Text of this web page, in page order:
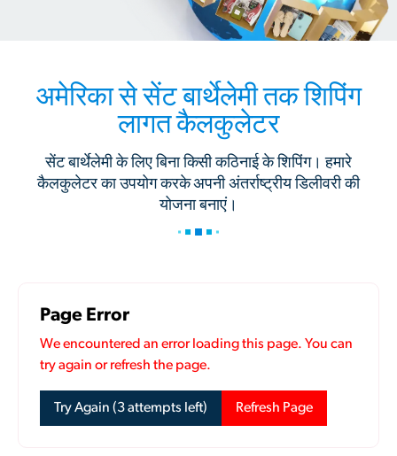
अमेरिका से सेंट बार्थेलेमी तक शिपिंग
लागत कैलकुलेटर
सेंट बार्थेलेमी के लिए बिना किसी कठिनाई के शिपिंग। हमारे
कैलकुलेटर का उपयोग करके अपनी अंतर्राष्ट्रीय डिलीवरी की
योजना बनाएं।